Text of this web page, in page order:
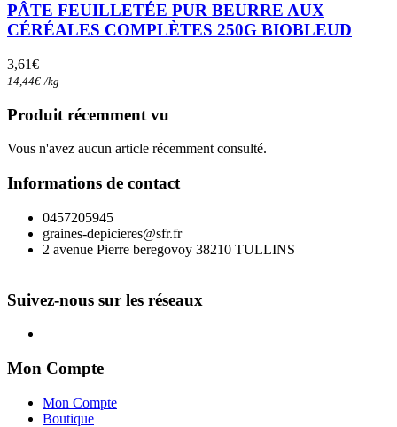
PÂTE FEUILLETÉE PUR BEURRE AUX
CÉRÉALES COMPLÈTES 250G BIOBLEUD
3,61€
14,44€ /kg
Produit récemment vu
Vous n'avez aucun article récemment consulté.
Informations de contact
0457205945
graines-depicieres@sfr.fr
2 avenue Pierre beregovoy 38210 TULLINS
Suivez-nous sur les réseaux
Mon Compte
Mon Compte
Boutique